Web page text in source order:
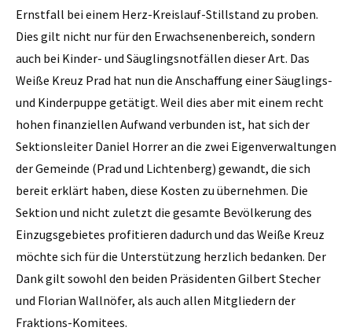
Ernstfall bei einem Herz-Kreislauf-Stillstand zu proben.
Dies gilt nicht nur für den Erwachsenenbereich, sondern
auch bei Kinder- und Säuglingsnotfällen dieser Art. Das
Weiße Kreuz Prad hat nun die Anschaffung einer Säuglings-
und Kinderpuppe getätigt. Weil dies aber mit einem recht
hohen finanziellen Aufwand verbunden ist, hat sich der
Sektionsleiter Daniel Horrer an die zwei Eigenverwaltungen
der Gemeinde (Prad und Lichtenberg) gewandt, die sich
bereit erklärt haben, diese Kosten zu übernehmen. Die
Sektion und nicht zuletzt die gesamte Bevölkerung des
Einzugsgebietes profitieren dadurch und das Weiße Kreuz
möchte sich für die Unterstützung herzlich bedanken. Der
Dank gilt sowohl den beiden Präsidenten Gilbert Stecher
und Florian Wallnöfer, als auch allen Mitgliedern der
Fraktions-Komitees.